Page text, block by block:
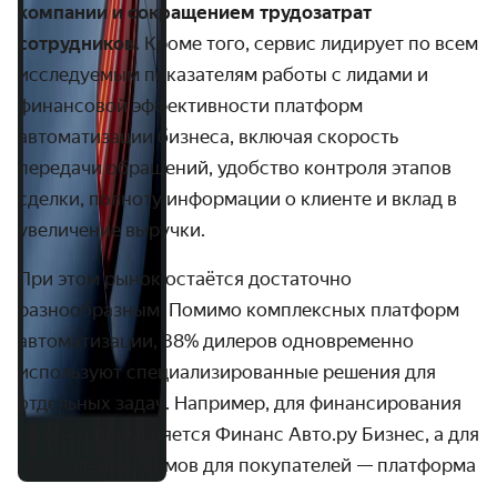
компании и сокращением трудозатрат
сотрудников. Кроме того, сервис лидирует по всем
исследуемым показателям работы с лидами и
финансовой эффективности платформ
автоматизации бизнеса, включая скорость
передачи обращений, удобство контроля этапов
сделки, полноту информации о клиенте и вклад в
увеличение выручки.
При этом рынок остаётся достаточно
разнообразным. Помимо комплексных платформ
автоматизации, 38% дилеров одновременно
используют специализированные решения для
отдельных задач. Например, для финансирования
бизнеса применяется Финанс Авто.ру Бизнес, а для
оформления займов для покупателей — платформа